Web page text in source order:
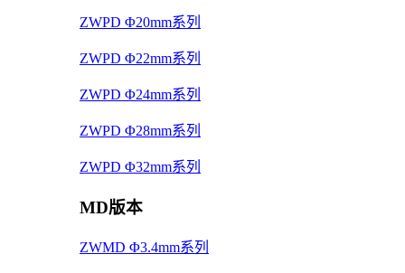
ZWPD Φ20mm系列
ZWPD Φ22mm系列
ZWPD Φ24mm系列
ZWPD Φ28mm系列
ZWPD Φ32mm系列
MD版本
ZWMD Φ3.4mm系列